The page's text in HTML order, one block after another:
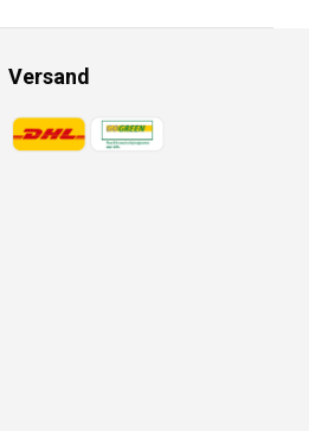
Versand
Zahlungsmethoden